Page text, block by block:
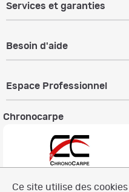
Ce site utilise des cookies
Services et garanties
Besoin d'aide
Espace Professionnel
Chronocarpe